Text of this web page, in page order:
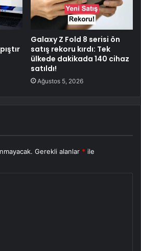
Galaxy Z Fold 8 serisi ön
satış rekoru kırdı: Tek
ülkede dakikada 140 cihaz
satıldı!
Ağustos 5, 2026
Gerekli alanlar * ile